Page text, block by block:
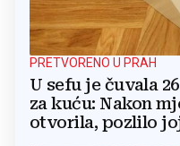
PRETVORENO U PRAH
U sefu je čuvala
za kuću: Nakon
otvorila, pozlilo